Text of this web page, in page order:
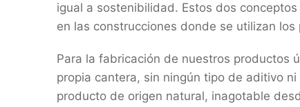
igual a sostenibilidad. Estos dos
en las construcciones donde se utilizan
Para la fabricación de nuestros productos
propia cantera, sin ningún tipo de aditivo
producto de origen natural, inagotable